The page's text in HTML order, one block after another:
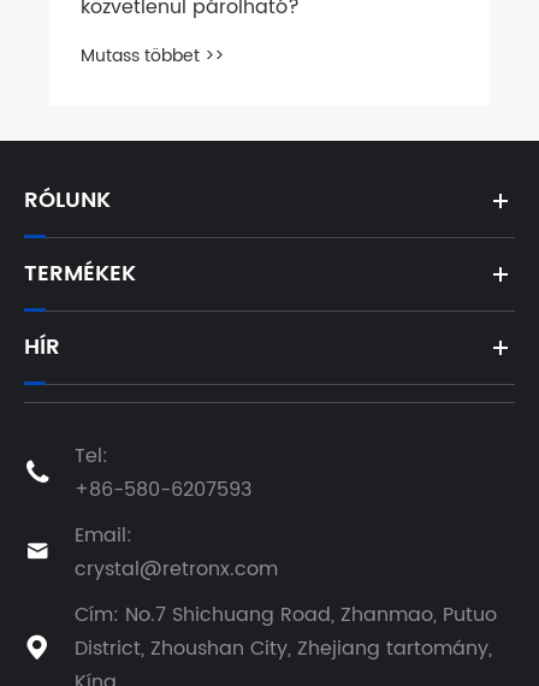
RÓLUNK
TERMÉKEK
HÍR

Tel:
+86-580-6207593

Email:
crystal@retronx.com

Cím: No.7 Shichuang Road, Zhanmao, Putuo
District, Zhoushan City, Zhejiang tartomány,